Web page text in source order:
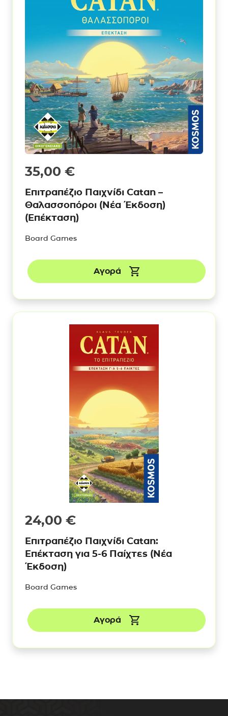
35,00 €
Επιτραπέζιο Παιχνίδι Catan –
Θαλασσοπόροι (Νέα Έκδοση)
(Επέκταση)
Board Games
Αγορά
24,00 €
Επιτραπέζιο Παιχνίδι Catan:
Επέκταση για 5-6 Παίχτες (Νέα
Έκδοση)
Board Games
Αγορά